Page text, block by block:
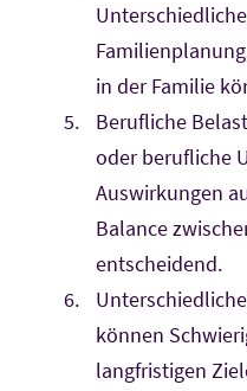
in der Familie
Berufliche
oder berufliche
Auswirkungen
Balance
entscheidend.
können
langfristigen